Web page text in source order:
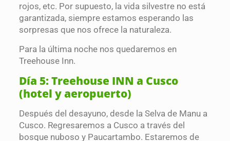
rojos, etc. Por supuesto, la vida silvestre no está
garantizada, siempre estamos esperando las
sorpresas que nos ofrece la naturaleza.
Para la última noche nos quedaremos en
Treehouse Inn.
Día 5: Treehouse INN a Cusco
(hotel y aeropuerto)
Después del desayuno, desde la Selva de Manu a
Cusco. Regresaremos a Cusco a través del
bosque nuboso y Paucartambo. Estaremos de